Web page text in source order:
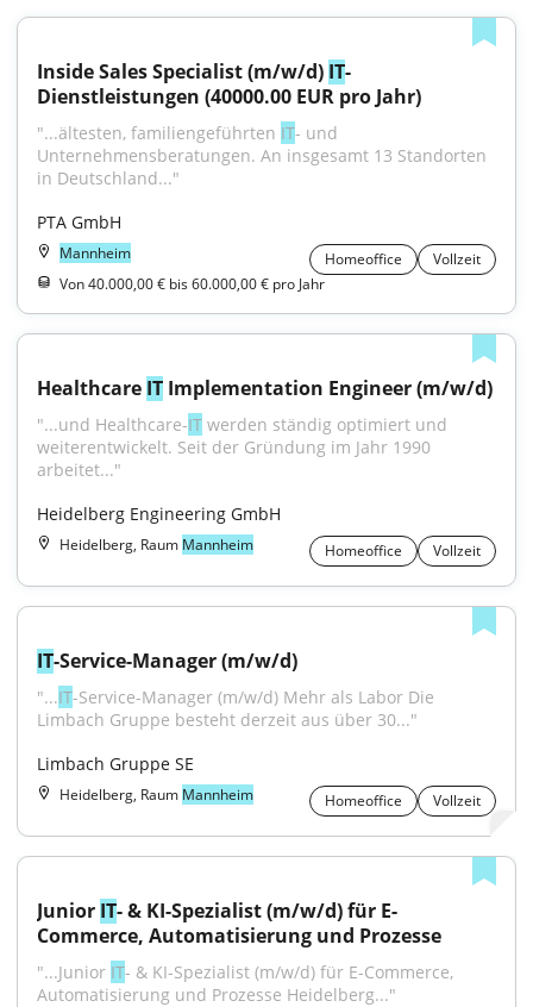
Inside Sales Specialist (m/w/d) IT-
Dienstleistungen (40000.00 EUR pro Jahr)
"...ältesten, familiengeführten IT- und
Unternehmensberatungen. An insgesamt 13 Standorten
in Deutschland..."
PTA GmbH
Mannheim Homeoffice
Vollzeit
Von 40.000,00 € bis 60.000,00 € pro Jahr
Healthcare IT Implementation Engineer (m/w/d)
"...und Healthcare-IT werden ständig optimiert und
weiterentwickelt. Seit der Gründung im Jahr 1990
arbeitet..."
Heidelberg Engineering GmbH
Heidelberg, Raum Mannheim Homeoffice Vollzeit
IT-Service-Manager (m/w/d)
"...IT-Service-Manager (m/w/d) Mehr als Labor Die
Limbach Gruppe besteht derzeit aus über 30..."
Limbach Gruppe SE
Heidelberg, Raum Mannheim Homeoffice Vollzeit
Junior IT- & KI-Spezialist (m/w/d) für E-
Commerce, Automatisierung und Prozesse
"...Junior IT- & KI-Spezialist (m/w/d) für E-Commerce,
Automatisierung und Prozesse Heidelberg..."